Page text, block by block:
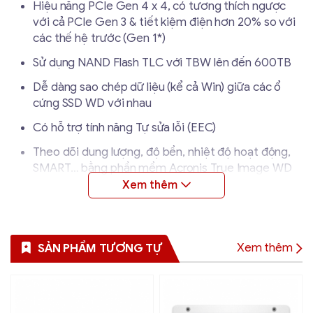
Hiệu năng PCIe Gen 4 x 4, có tương thích ngược
với cả PCIe Gen 3 & tiết kiệm điện hơn 20% so với
các thế hệ trước (Gen 1*)
Sử dụng NAND Flash TLC với TBW lên đến 600TB
Dễ dàng sao chép dữ liệu (kể cả Win) giữa các ổ
cứng SSD WD với nhau
Có hỗ trợ tính năng Tự sửa lỗi (EEC)
Theo dõi dung lượng, độ bền, nhiệt độ hoạt động,
SMART… bằng phần mềm Acronis True Image WD
Edition miễn phí (Link tải ở dưới)
Click ở đây
SẢN PHẨM TƯƠNG TỰ Xem thêm